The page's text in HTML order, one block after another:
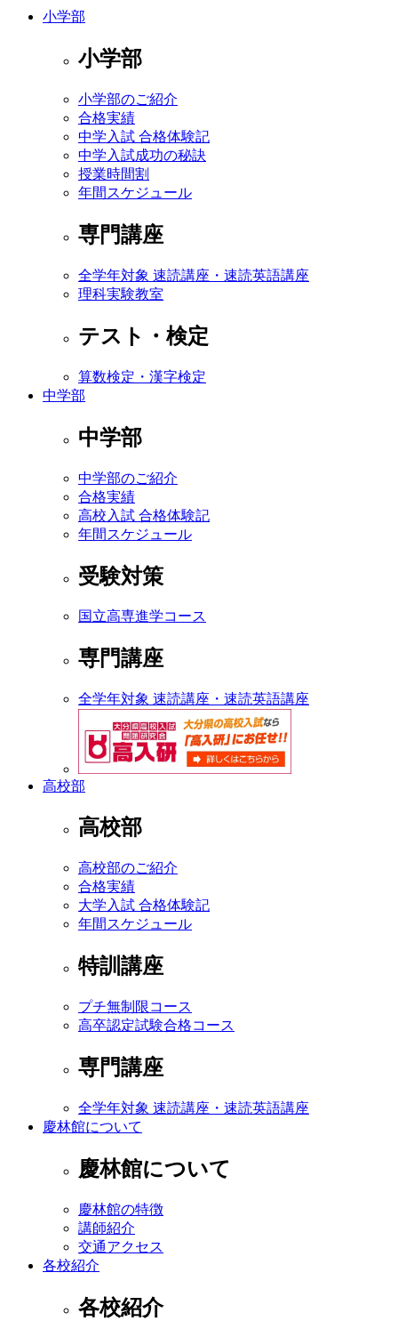
小学部
小学部
小学部のご紹介
合格実績
中学入試 合格体験記
中学入試成功の秘訣
授業時間割
年間スケジュール
専門講座
全学年対象 速読講座・速読英語講座
理科実験教室
テスト・検定
算数検定・漢字検定
中学部
中学部
中学部のご紹介
合格実績
高校入試 合格体験記
年間スケジュール
受験対策
国立高専進学コース
専門講座
全学年対象 速読講座・速読英語講座
高校部
高校部
高校部のご紹介
合格実績
大学入試 合格体験記
年間スケジュール
特訓講座
プチ無制限コース
高卒認定試験合格コース
専門講座
全学年対象 速読講座・速読英語講座
慶林館について
慶林館について
慶林館の特徴
講師紹介
交通アクセス
各校紹介
各校紹介